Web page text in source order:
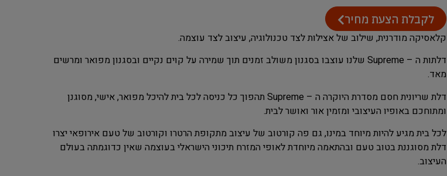
לקבלת הצעת מחיר
קלאסיקה מודרנית, שילוב של אצילות לצד טכנולוגיה, עיצוב לצד עוצמה.
דלתות ה – Supreme שלנו עוצבו בסגנון משולב זמנים תוך שמירה על קוים נקיים ובסגנון מפואר ומרשים
מאד.
דלת שריונית חסם מסדרת היוקרה ה – Supreme תהפוך כל כניסה לכל בית להיכל מפואר, אישי, מסוגנן
ומתוחכם באופיו העיצובי ומזמין אור ואושר לבית.
לכל בית מגיע להיות מיוחד במינו, גם פה קורטוב של עיצוב מתקופת הרטרו וקורטוב של טעם אירופאי יצרו
דלת מסוגננת בטוב טעם ובהתאמה מיוחדת לאופי המזרח תיכוני הישראלי בעוצמה שאין כדוגמתה בעולם
העיצוב.